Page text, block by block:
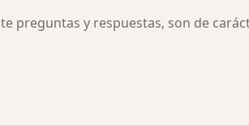
preguntas y respuestas, son de